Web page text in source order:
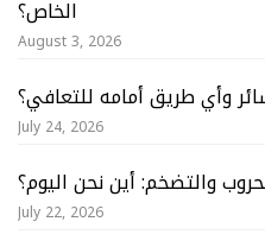
الخاص؟
August 3, 2026
وأي طريق أمامه للتعافي؟
July 24, 2026
والتضخم: أين نحن اليوم؟
July 22, 2026